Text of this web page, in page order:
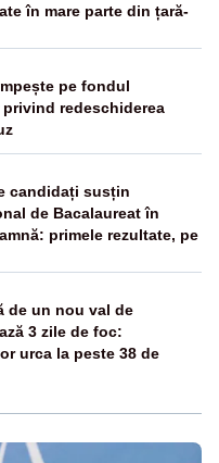
în mare parte din țară-
pe fondul
redeschiderea
candidați susțin
de Bacalaureat în
primele rezultate, pe
de un nou val de
3 zile de foc:
urca la peste 38 de